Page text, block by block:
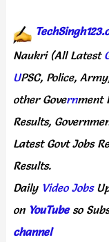
Naukri (All Latest
UPSC, Police,
other Government
Results,
Latest Govt Jobs
Results.
Daily Video Jobs
on YouTubeso
channel